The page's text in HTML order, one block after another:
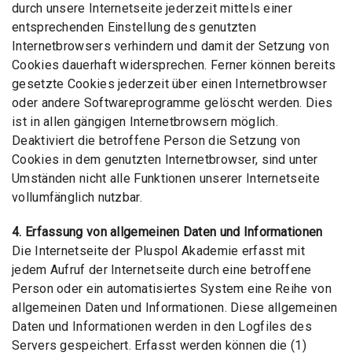
durch unsere Internetseite jederzeit mittels einer
entsprechenden Einstellung des genutzten
Internetbrowsers verhindern und damit der Setzung von
Cookies dauerhaft widersprechen. Ferner können bereits
gesetzte Cookies jederzeit über einen Internetbrowser
oder andere Softwareprogramme gelöscht werden. Dies
ist in allen gängigen Internetbrowsern möglich.
Deaktiviert die betroffene Person die Setzung von
Cookies in dem genutzten Internetbrowser, sind unter
Umständen nicht alle Funktionen unserer Internetseite
vollumfänglich nutzbar.
4. Erfassung von allgemeinen Daten und Informationen
Die Internetseite der Pluspol Akademie erfasst mit
jedem Aufruf der Internetseite durch eine betroffene
Person oder ein automatisiertes System eine Reihe von
allgemeinen Daten und Informationen. Diese allgemeinen
Daten und Informationen werden in den Logfiles des
Servers gespeichert. Erfasst werden können die (1)